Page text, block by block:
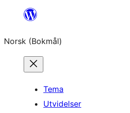
Hopp
innhold
Norsk (Bokmål)
Tema
Utvidelser